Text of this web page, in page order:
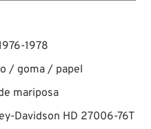
1978
/ goma / papel
mariposa
Davidson HD 27006-76T